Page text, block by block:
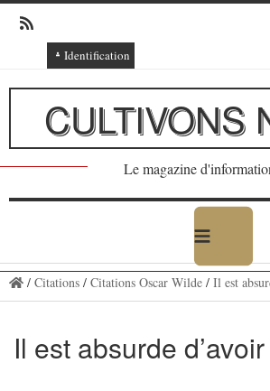
Identification
Connexion
Connexion via Facebook
Inscription
Ajout texte ou poème
CULTIVONS
Le magazine
/ Citations/ Citations Oscar Wilde/ Il est
Il est absurde